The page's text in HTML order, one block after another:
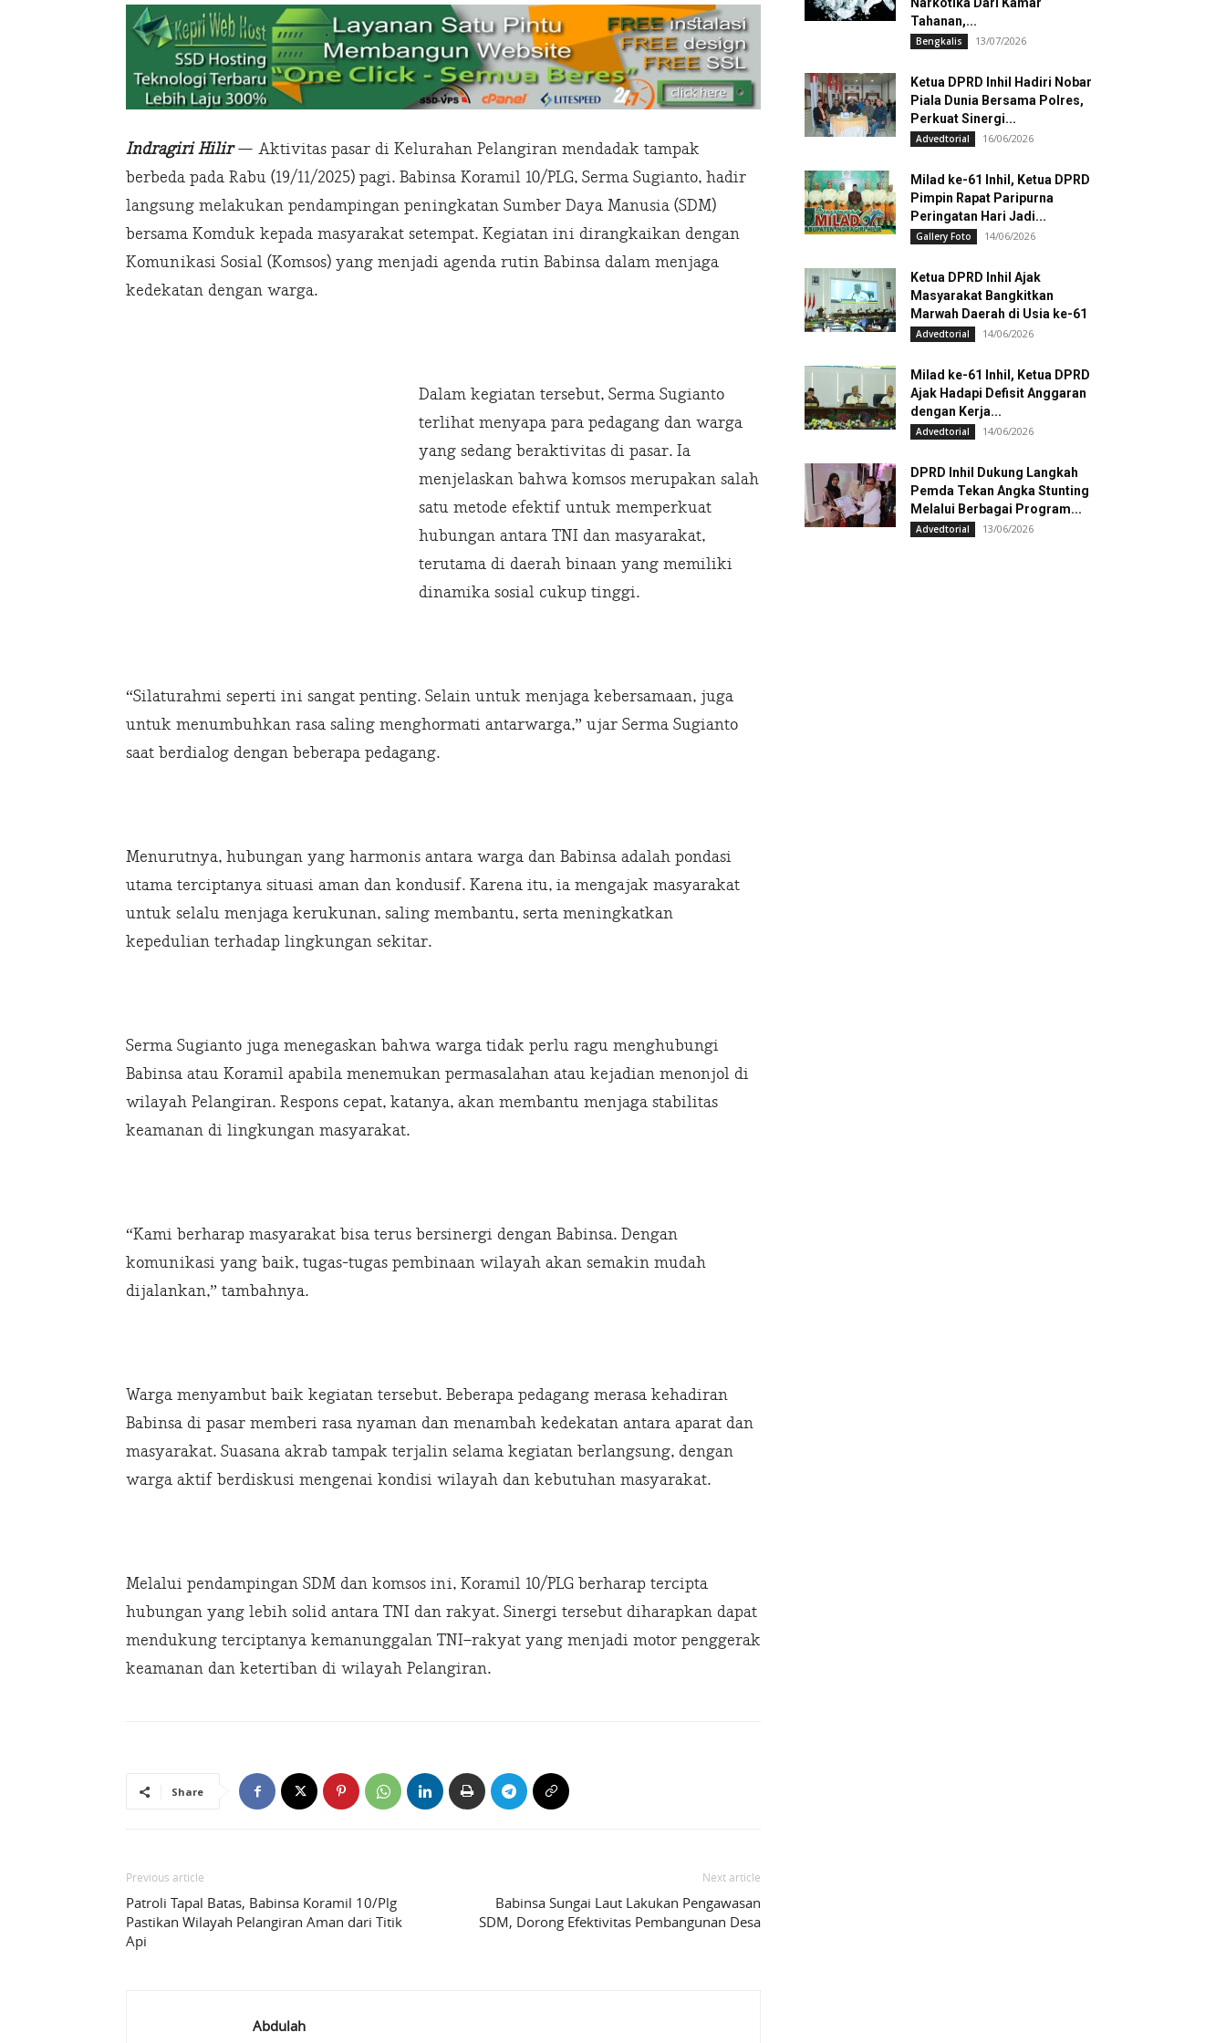
Indragiri Hilir— Aktivitas pasar di Kelurahan Pelangiran mendadak tampak
berbeda pada Rabu (19/11/2025) pagi. Babinsa Koramil 10/PLG, Serma Sugianto, hadir
langsung melakukan pendampingan peningkatan Sumber Daya Manusia (SDM)
bersama Komduk kepada masyarakat setempat. Kegiatan ini dirangkaikan dengan
Komunikasi Sosial (Komsos) yang menjadi agenda rutin Babinsa dalam menjaga
kedekatan dengan warga.
Dalam kegiatan tersebut, Serma Sugianto
terlihat menyapa para pedagang dan warga
yang sedang beraktivitas di pasar. Ia
menjelaskan bahwa komsos merupakan salah
satu metode efektif untuk memperkuat
hubungan antara TNI dan masyarakat,
terutama di daerah binaan yang memiliki
dinamika sosial cukup tinggi.
“Silaturahmi seperti ini sangat penting. Selain untuk menjaga kebersamaan, juga
untuk menumbuhkan rasa saling menghormati antarwarga,” ujar Serma Sugianto
saat berdialog dengan beberapa pedagang.
Menurutnya, hubungan yang harmonis antara warga dan Babinsa adalah pondasi
utama terciptanya situasi aman dan kondusif. Karena itu, ia mengajak masyarakat
untuk selalu menjaga kerukunan, saling membantu, serta meningkatkan
kepedulian terhadap lingkungan sekitar.
Serma Sugianto juga menegaskan bahwa warga tidak perlu ragu menghubungi
Babinsa atau Koramil apabila menemukan permasalahan atau kejadian menonjol di
wilayah Pelangiran. Respons cepat, katanya, akan membantu menjaga stabilitas
keamanan di lingkungan masyarakat.
“Kami berharap masyarakat bisa terus bersinergi dengan Babinsa. Dengan
komunikasi yang baik, tugas-tugas pembinaan wilayah akan semakin mudah
dijalankan,” tambahnya.
Warga menyambut baik kegiatan tersebut. Beberapa pedagang merasa kehadiran
Babinsa di pasar memberi rasa nyaman dan menambah kedekatan antara aparat dan
masyarakat. Suasana akrab tampak terjalin selama kegiatan berlangsung, dengan
warga aktif berdiskusi mengenai kondisi wilayah dan kebutuhan masyarakat.
Melalui pendampingan SDM dan komsos ini, Koramil 10/PLG berharap tercipta
hubungan yang lebih solid antara TNI dan rakyat. Sinergi tersebut diharapkan dapat
mendukung terciptanya kemanunggalan TNI–rakyat yang menjadi motor penggerak
keamanan dan ketertiban di wilayah Pelangiran.
Share
Previous article
Patroli Tapal Batas, Babinsa Koramil 10/Plg
Pastikan Wilayah Pelangiran Aman dari Titik
Api
Next article
Babinsa Sungai Laut Lakukan Pengawasan
SDM, Dorong Efektivitas Pembangunan Desa
Abdulah
Tahanan,...
Bengkalis 13/07/2026
Ketua DPRD Inhil Hadiri Nobar
Piala Dunia Bersama Polres,
Perkuat Sinergi...
Advedtorial 16/06/2026
Milad ke-61 Inhil, Ketua DPRD
Pimpin Rapat Paripurna
Peringatan Hari Jadi...
Gallery Foto 14/06/2026
Ketua DPRD Inhil Ajak
Masyarakat Bangkitkan
Marwah Daerah di Usia ke-61
Advedtorial 14/06/2026
Milad ke-61 Inhil, Ketua DPRD
Ajak Hadapi Defisit Anggaran
dengan Kerja...
Advedtorial 14/06/2026
DPRD Inhil Dukung Langkah
Pemda Tekan Angka Stunting
Melalui Berbagai Program...
Advedtorial 13/06/2026